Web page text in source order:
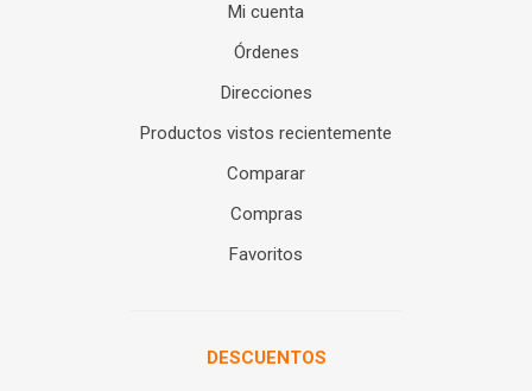
Mi cuenta
Órdenes
Direcciones
Productos vistos recientemente
Comparar
Compras
Favoritos
DESCUENTOS